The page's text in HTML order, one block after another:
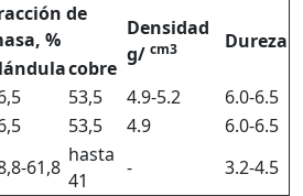
de
%
Densidad
g/ cm3
Dureza
cobre
53,5 4.9-5.2
6.0-6.5
53,5 4.9
6.0-6.5
61,8
hasta
41
-
3.2-4.5